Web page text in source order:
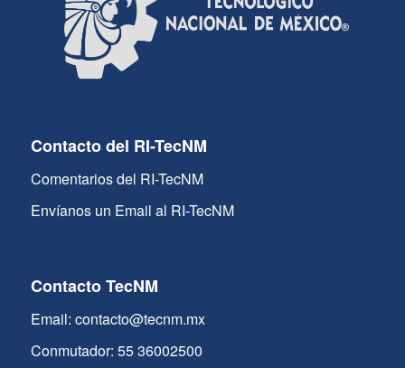
Contacto del RI-TecNM
Comentarios del RI-TecNM
Envíanos un Email al RI-TecNM
Contacto TecNM
Email: contacto@tecnm.mx
Conmutador: 55 36002500